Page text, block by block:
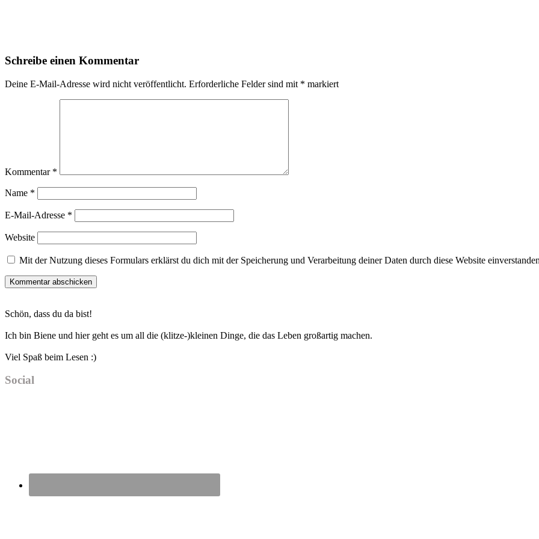
Interaktionen
Schreibe einen Kommentar
Deine E-Mail-Adresse wird nicht veröffentlicht. Erforderliche Felder sind mit * markiert
Kommentar *
Name *
E-Mail-Adresse *
Website
Mit der Nutzung dieses Formulars erklärst du dich mit der Speicherung und Verarbeitung deiner Daten durch diese Website
Sidebar
Schön, dass du da bist!
Ich bin Biene und hier geht es um all die (klitze-)kleinen Dinge, die das Leben großartig machen.
Viel Spaß beim Lesen :)
Social